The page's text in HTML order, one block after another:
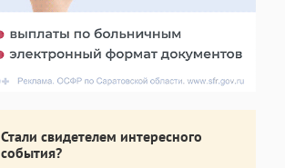
Стали свидетелем интересного
события?